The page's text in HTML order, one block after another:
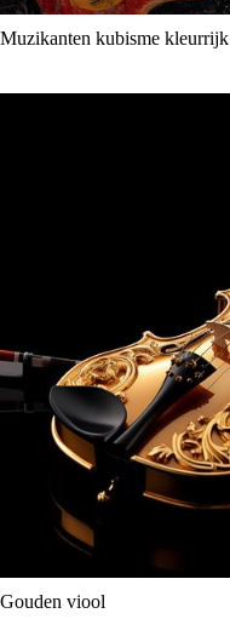
Muzikanten kubisme kleurrijk
Gouden viool